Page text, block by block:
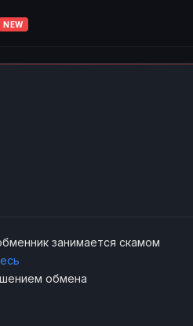
NEW
занимается скамом
обмена